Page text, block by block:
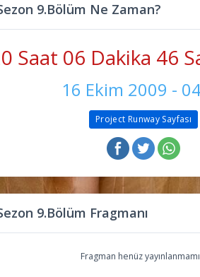
9.Bölüm Ne Zaman?
Saat 06 Dakika 48
16 Ekim 2009 -
Project Runway Sayfası
9.Bölüm Fragmanı
Fragman henüz